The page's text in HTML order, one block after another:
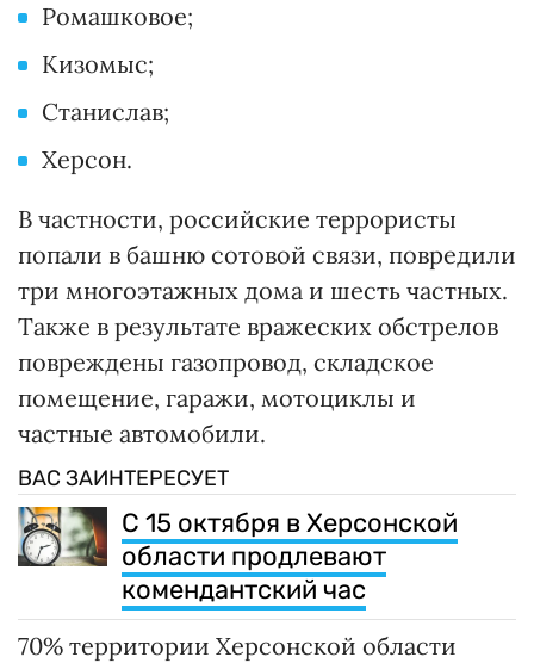
Ромашковое;
Кизомыс;
Станислав;
Херсон.
В частности, российские террористы
попали в башню сотовой связи, повредили
три многоэтажных дома и шесть частных.
Также в результате вражеских обстрелов
повреждены газопровод, складское
помещение, гаражи, мотоциклы и
частные автомобили.
ВАС ЗАИНТЕРЕСУЕТ
С 15 октября в Херсонской
области продлевают
комендантский час
70% территории Херсонской области